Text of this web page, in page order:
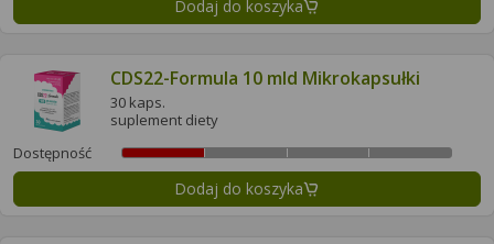
Dodaj do koszyka
CDS22-Formula 10 mld Mikrokapsułki
30 kaps.
suplement diety
Dostępność
Dodaj do koszyka